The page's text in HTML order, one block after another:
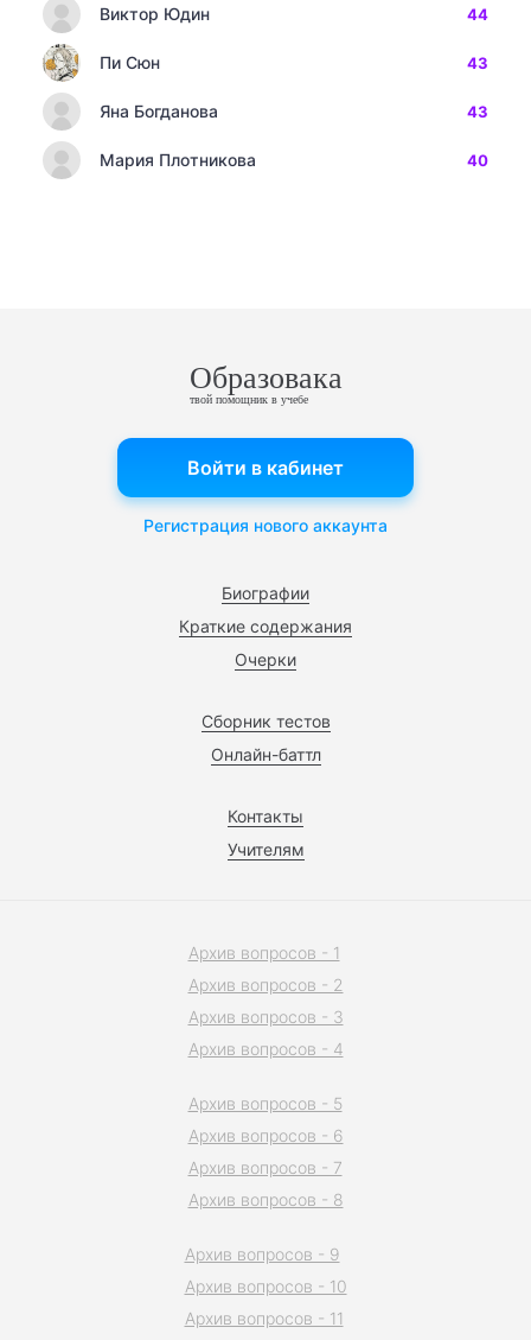
Виктор Юдин 44
Пи Сюн 43
Яна Богданова 43
Мария Плотникова 40
Образовака
твой помощник в учебе
Биографии
Краткие содержания
Очерки
Сборник тестов
Онлайн-баттл
Контакты
Учителям
Войти в кабинет
Регистрация нового аккаунта
Архив вопросов - 1
Архив вопросов - 2
Архив вопросов - 3
Архив вопросов - 4
Архив вопросов - 5
Архив вопросов - 6
Архив вопросов - 7
Архив вопросов - 8
Архив вопросов - 9
Архив вопросов - 10
Архив вопросов - 11